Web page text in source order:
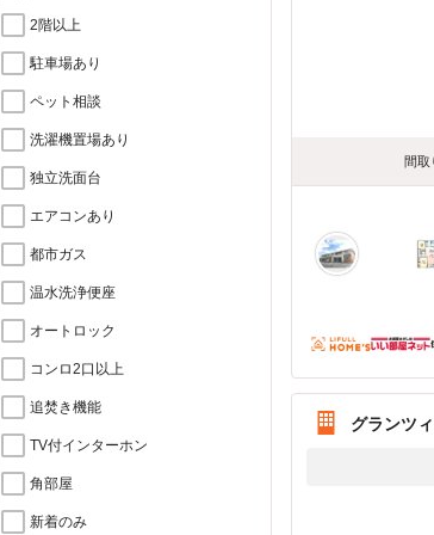
2階以上
駐車場あり
ペット相談
洗濯機置場あり
独立洗面台
エアコンあり
都市ガス
温水洗浄便座
オートロック
コンロ2口以上
追焚き機能
TV付インターホン
角部屋
新着のみ
間取
グランツ